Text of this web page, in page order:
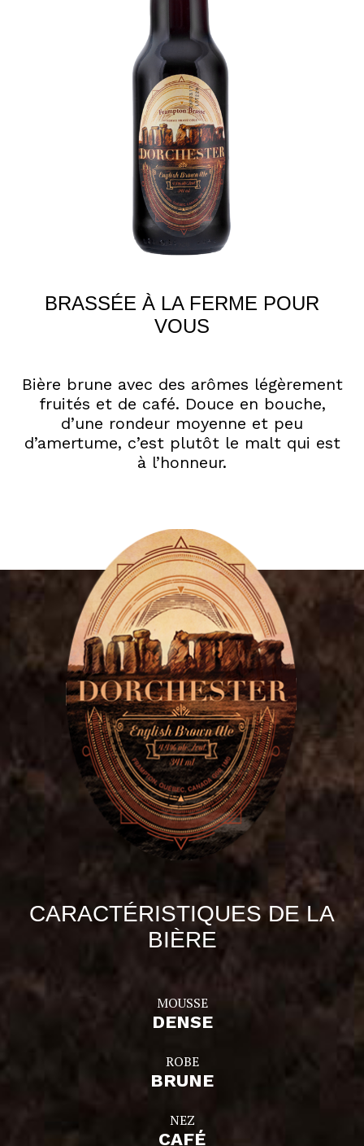
BRASSÉE À LA FERME POUR
VOUS
Bière brune avec des arômes légèrement
fruités et de café. Douce en bouche,
d’une rondeur moyenne et peu
d’amertume, c’est plutôt le malt qui est
à l’honneur.
CARACTÉRISTIQUES DE LA
BIÈRE
MOUSSE
DENSE
ROBE
BRUNE
NEZ
CAFÉ